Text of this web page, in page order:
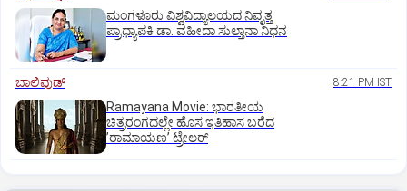
ಮಂಗಳೂರು ವಿಶ್ವವಿದ್ಯಾಲಯದ ನಿವೃತ್ತ
ಪ್ರಾಧ್ಯಾಪಕಿ ಡಾ. ವಹೀದಾ ಸುಲ್ತಾನಾ ನಿಧನ
ಬಾಲಿವುಡ್‌ 8:21 PM IST
Ramayana Movie: ಭಾರತೀಯ
ಚಿತ್ರರಂಗದಲ್ಲೇ ಹೊಸ ಇತಿಹಾಸ ಬರೆದ
ʼರಾಮಾಯಣʼ ಟ್ರೇಲರ್